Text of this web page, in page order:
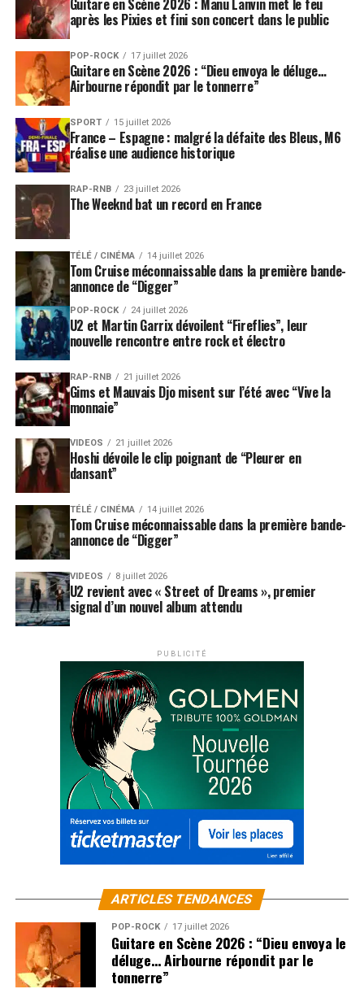
Guitare en Scène 2026 : Manu Lanvin met le feu
après les Pixies et fini son concert dans le public
POP-ROCK 17 juillet 2026
Guitare en Scène 2026 : “Dieu envoya le déluge…
Airbourne répondit par le tonnerre”
SPORT 15 juillet 2026
France – Espagne : malgré la défaite des Bleus, M6
réalise une audience historique
RAP-RNB 23 juillet 2026
The Weeknd bat un record en France
TÉLÉ / CINÉMA 14 juillet 2026
Tom Cruise méconnaissable dans la première bande-
annonce de “Digger”
POP-ROCK 24 juillet 2026
U2 et Martin Garrix dévoilent “Fireflies”, leur
nouvelle rencontre entre rock et électro
RAP-RNB 21 juillet 2026
Gims et Mauvais Djo misent sur l’été avec “Vive la
monnaie”
VIDEOS 21 juillet 2026
Hoshi dévoile le clip poignant de “Pleurer en
dansant”
TÉLÉ / CINÉMA 14 juillet 2026
Tom Cruise méconnaissable dans la première bande-
annonce de “Digger”
VIDEOS 8 juillet 2026
U2 revient avec « Street of Dreams », premier
signal d’un nouvel album attendu
PUBLICITÉ
ARTICLES TENDANCES
POP-ROCK 17 juillet 2026
Guitare en Scène 2026 : “Dieu envoya le
déluge… Airbourne répondit par le
tonnerre”